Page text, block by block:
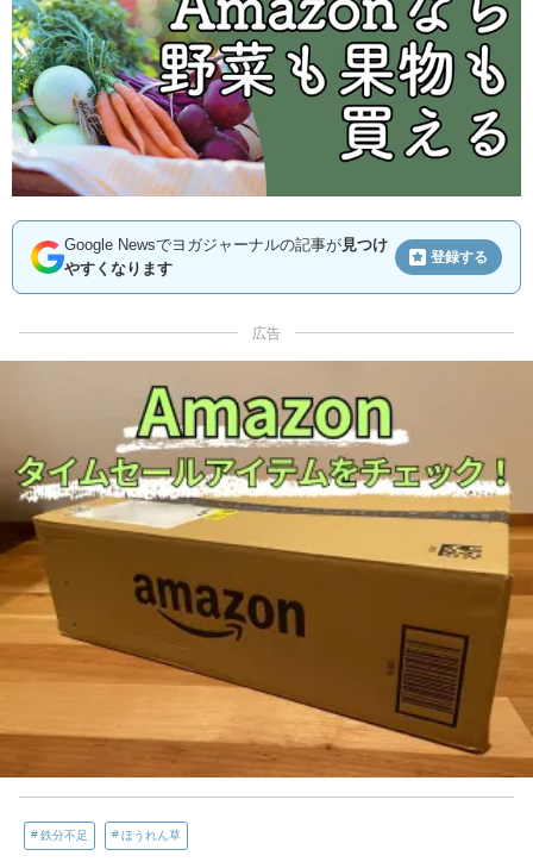
Google Newsでヨガジャーナルの記事が見つけ
やすくなります
登録する
広告
鉄分不足 ほうれん草